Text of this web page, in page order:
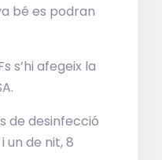
bé es podran
s’hi afegeix la
de desinfecció
un de nit, 8